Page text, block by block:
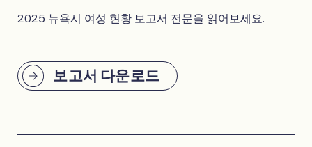
2025 뉴욕시 여성 현황 보고서 전문을 읽어보세요.
보고서 다운로드